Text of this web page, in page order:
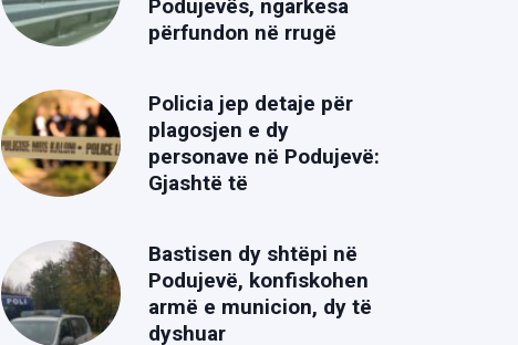
Podujevës, ngarkesa
përfundon në rrugë
Policia jep detaje për
plagosjen e dy
personave në Podujevë:
Gjashtë të
Bastisen dy shtëpi në
Podujevë, konfiskohen
armë e municion, dy të
dyshuar